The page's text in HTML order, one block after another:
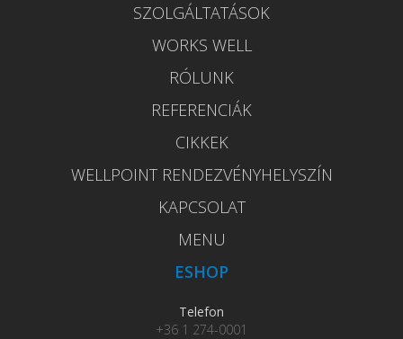
SZOLGÁLTATÁSOK
WORKS WELL
RÓLUNK
REFERENCIÁK
CIKKEK
WELLPOINT RENDEZVÉNYHELYSZÍN
KAPCSOLAT
MENU
ESHOP
Telefon
+36 1 274-0001